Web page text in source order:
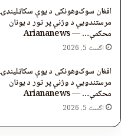
افغان سوک‌وهونکی د یوې سکاټلینډۍ
مرستندویې د وژنې پر تور د یونان
محکمې… — Ariananews
اگست 5, 2026
افغان سوک‌وهونکی د یوې سکاټلینډۍ
مرستندویې د وژنې پر تور د یونان
محکمې… — Ariananews
اگست 5, 2026